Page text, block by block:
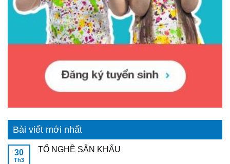
Bài viết mới nhất
30
Th3
TỔ NGHỀ SÂN KHẤU